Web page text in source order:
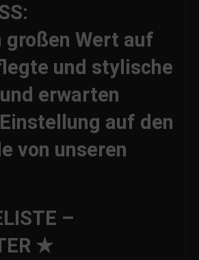
großen Wert auf
und stylische
erwarten
auf den
von unseren
–
★